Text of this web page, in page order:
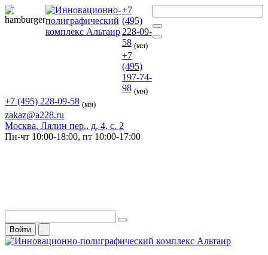
+7
(495)
228-09-
58 (мн)
+7
(495)
197-74-
98 (мн)
+7 (495) 228-09-58 (мн)
zakaz@a228.ru
Москва, Лялин пер., д. 4, с. 2
Пн-чт 10:00-18:00, пт 10:00-17:00
Войти